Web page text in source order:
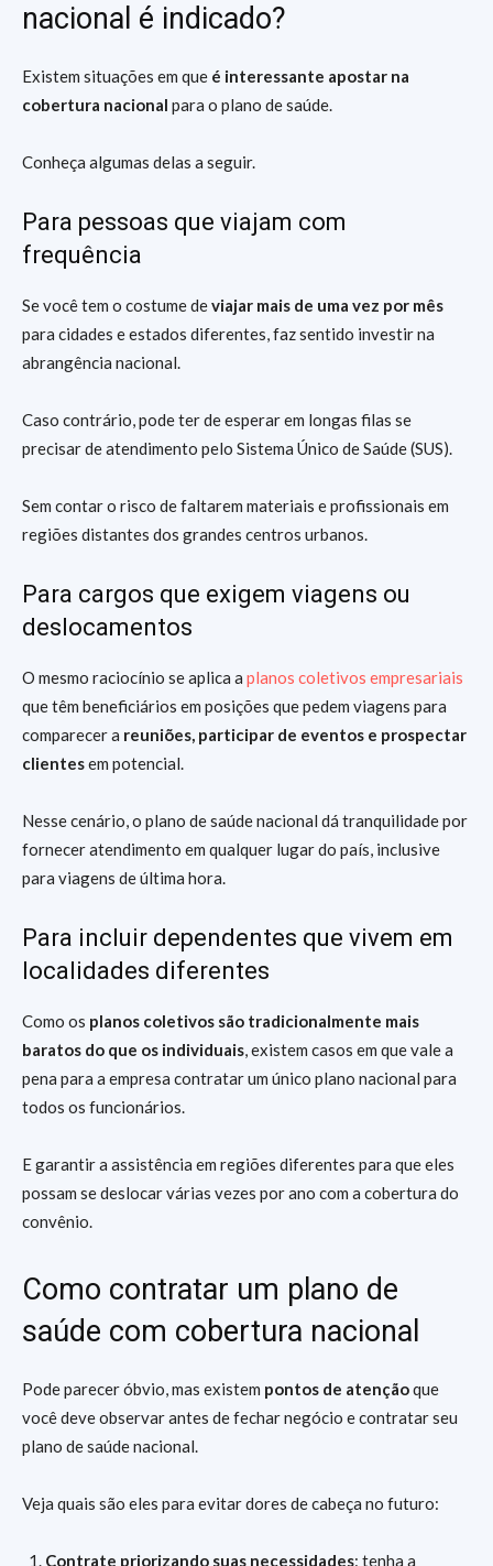
nacional é indicado?
Existem situações em que é interessante apostar na
cobertura nacional para o plano de saúde.
Conheça algumas delas a seguir.
Para pessoas que viajam com
frequência
Se você tem o costume deviajar mais de uma vez por mês
para cidades e estados diferentes, faz sentido investir na
abrangência nacional.
Caso contrário, pode ter de esperar em longas filas se
precisar de atendimento pelo Sistema Único de Saúde (SUS).
Sem contar o risco de faltarem materiais e profissionais em
regiões distantes dos grandes centros urbanos.
Para cargos que exigem viagens ou
deslocamentos
O mesmo raciocínio se aplica a planos coletivos empresariais
que têm beneficiários em posições que pedem viagens para
comparecer a reuniões, participar de eventos e prospectar
clientesem potencial.
Nesse cenário, o plano de saúde nacional dá tranquilidade por
fornecer atendimento em qualquer lugar do país, inclusive
para viagens de última hora.
Para incluir dependentes que vivem em
localidades diferentes
Como os planos coletivos são tradicionalmente mais
baratos do que os individuais, existem casos em que vale a
pena para a empresa contratar um único plano nacional para
todos os funcionários.
E garantir a assistência em regiões diferentes para que eles
possam se deslocar várias vezes por ano com a cobertura do
convênio.
Como contratar um plano de
saúde com cobertura nacional
Pode parecer óbvio, mas existem pontos de atençãoque
você deve observar antes de fechar negócio e contratar seu
plano de saúde nacional.
Veja quais são eles para evitar dores de cabeça no futuro:
Contrate priorizando suas necessidades: tenha a